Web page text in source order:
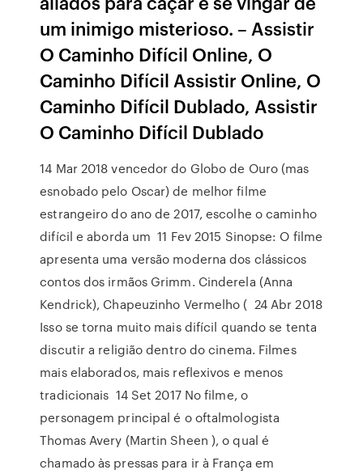
um inimigo misterioso. – Assistir
O Caminho Difícil Online, O
Caminho Difícil Assistir Online, O
Caminho Difícil Dublado, Assistir
O Caminho Difícil Dublado
14 Mar 2018 vencedor do Globo de Ouro (mas
esnobado pelo Oscar) de melhor filme
estrangeiro do ano de 2017, escolhe o caminho
difícil e aborda um 11 Fev 2015 Sinopse: O filme
apresenta uma versão moderna dos clássicos
contos dos irmãos Grimm. Cinderela (Anna
Kendrick), Chapeuzinho Vermelho ( 24 Abr 2018
Isso se torna muito mais difícil quando se tenta
discutir a religião dentro do cinema. Filmes
mais elaborados, mais reflexivos e menos
tradicionais 14 Set 2017 No filme, o
personagem principal é o oftalmologista
Thomas Avery (Martin Sheen ), o qual é
chamado às pressas para ir à França em